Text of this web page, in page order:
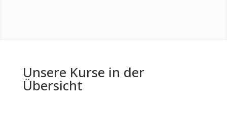
Unsere Kurse in der
Übersicht